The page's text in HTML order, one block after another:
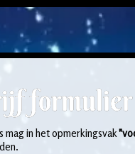
formulier
mag in het opmerkingsvak